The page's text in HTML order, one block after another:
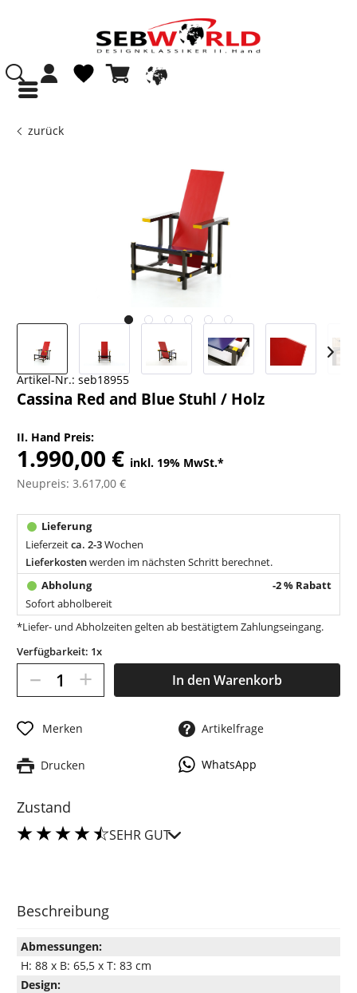
zurück
Artikel-Nr.: seb18955
Cassina Red and Blue Stuhl / Holz
II. Hand Preis:
1.990,00 € inkl. 19% MwSt.*
Neupreis: 3.617,00 €
Lieferzeitca. 2-3Wochen
Lieferkostenwerden im nächsten Schritt berechnet.
-2 % Rabatt
Sofort abholbereit
*Liefer- und Abholzeiten gelten ab bestätigtem Zahlungseingang.
Verfügbarkeit: 1x
– + In den Warenkorb
Merken Artikelfrage
Drucken WhatsApp
Zustand
SEHR GUT
Beschreibung
Abmessungen:
H: 88 x B: 65,5 x T: 83 cm
Design: